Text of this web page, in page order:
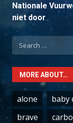
Nationale
niet door
Search
for:
MORE ABOUT…
alone baby
brave